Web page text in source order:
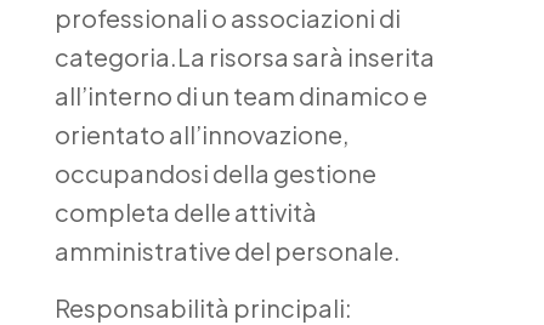
professionali o associazioni di
categoria.La risorsa sarà inserita
all’interno di un team dinamico e
orientato all’innovazione,
occupandosi della gestione
completa delle attività
amministrative del personale.
Responsabilità principali: